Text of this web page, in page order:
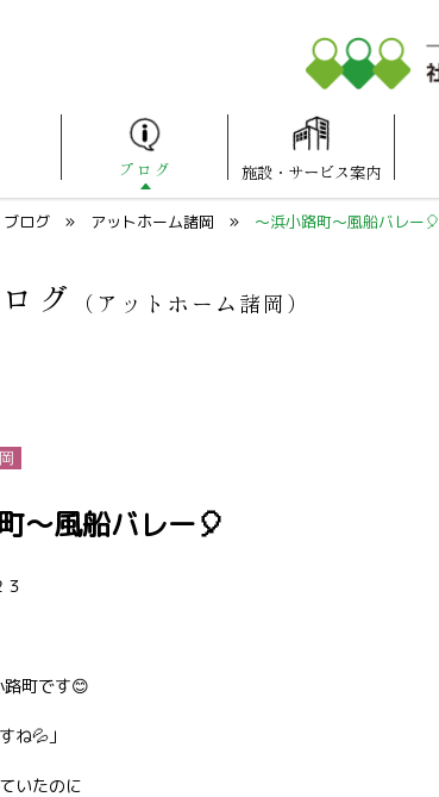
ブログ 施設 ・ サービス案内
ケアスタ福岡
福岡100プラザ博多
けいあい保育園
照葉けいあい保育園
ブログ アットホーム諸岡 ～浜小路町～風船バレー🎈
グ （アットホーム諸岡）
～風船バレー🎈
３
路町です😊
ね💦」
いたのに